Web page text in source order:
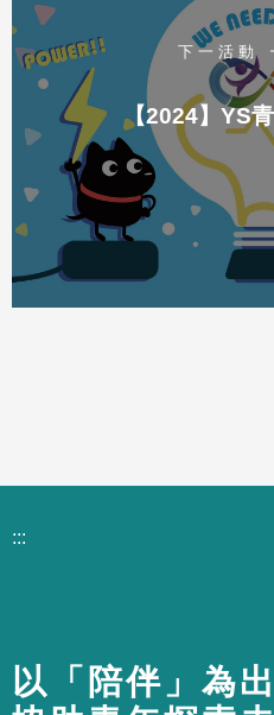
下一活動
【2024】YS
:::
以「陪伴」為出